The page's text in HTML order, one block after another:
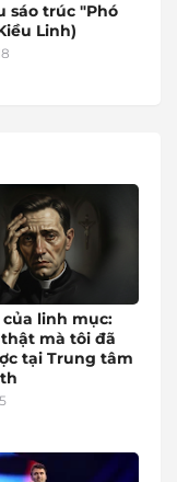
sáo trúc "Phó
Linh)
của linh mục:
mà tôi đã
tại Trung tâm